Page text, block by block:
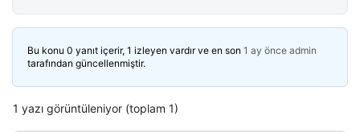
Bu konu 0 yanıt içerir, 1 izleyen vardır ve en son 1 ay önce admin
tarafından güncellenmiştir.
1 yazı görüntüleniyor (toplam 1)